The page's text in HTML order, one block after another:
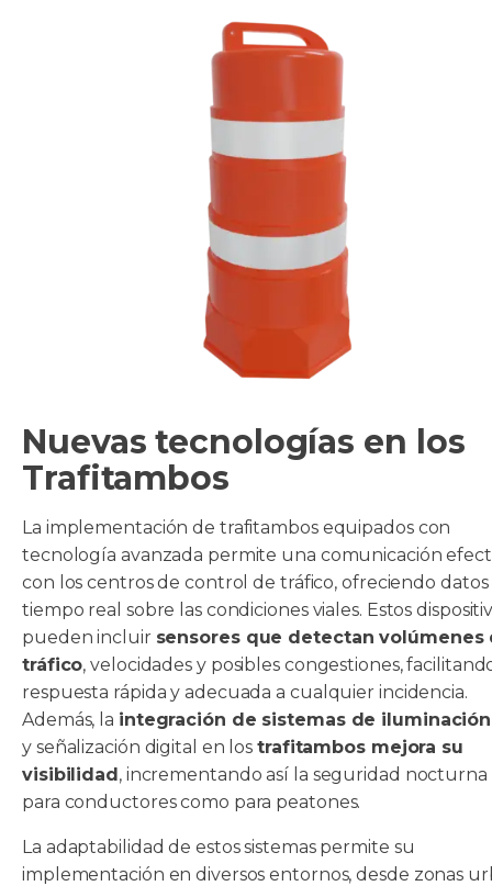
Nuevas tecnologías en los
Trafitambos
La implementación de trafitambos equipados con
tecnología avanzada permite una comunicación
con los centros de control de tráfico, ofreciendo datos
tiempo real sobre las condiciones viales. Estos
pueden incluir sensores que detectan volúmenes
tráfico, velocidades y posibles congestiones,
respuesta rápida y adecuada a cualquier incidencia.
Además, la integración de sistemas de iluminación
y señalización digital en los trafitambos mejora su
visibilidad, incrementando así la seguridad
para conductores como para peatones.
La adaptabilidad de estos sistemas permite su
implementación en diversos entornos, desde zonas